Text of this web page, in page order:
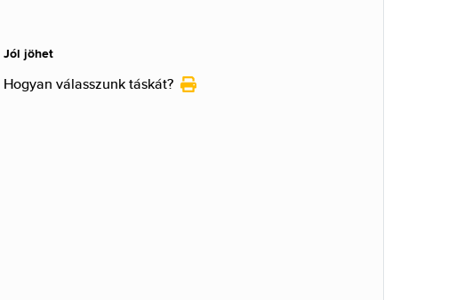
Jól jöhet
Hogyan válasszunk táskát?